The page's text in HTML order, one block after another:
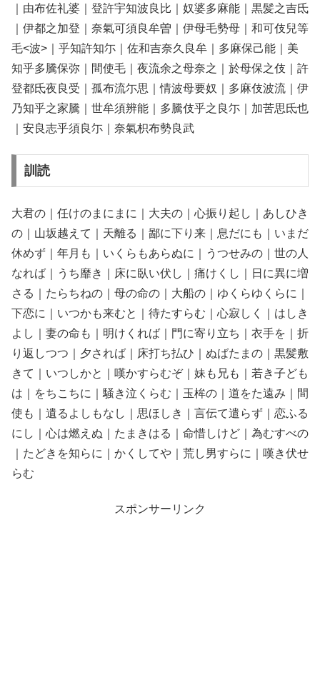
｜由布佐礼婆｜登許宇知波良比｜奴婆多麻能｜黒髪之吉氐
｜伊都之加登｜奈氣可須良牟曽｜伊母毛勢母｜和可伎兒等
毛<波>｜乎知許知尓｜佐和吉奈久良牟｜多麻保己能｜美
知乎多騰保弥｜間使毛｜夜流余之母奈之｜於母保之伎｜許
登都氐夜良受｜孤布流尓思｜情波母要奴｜多麻伎波流｜伊
乃知乎之家騰｜世牟須辨能｜多騰伎乎之良尓｜加苦思氐也
｜安良志乎須良尓｜奈氣枳布勢良武
訓読
大君の｜任けのまにまに｜大夫の｜心振り起し｜あしひき
の｜山坂越えて｜天離る｜鄙に下り来｜息だにも｜いまだ
休めず｜年月も｜いくらもあらぬに｜うつせみの｜世の人
なれば｜うち靡き｜床に臥い伏し｜痛けくし｜日に異に増
さる｜たらちねの｜母の命の｜大船の｜ゆくらゆくらに｜
下恋に｜いつかも来むと｜待たすらむ｜心寂しく｜はしき
よし｜妻の命も｜明けくれば｜門に寄り立ち｜衣手を｜折
り返しつつ｜夕されば｜床打ち払ひ｜ぬばたまの｜黒髪敷
きて｜いつしかと｜嘆かすらむぞ｜妹も兄も｜若き子ども
は｜をちこちに｜騒き泣くらむ｜玉桙の｜道をた遠み｜間
使も｜遺るよしもなし｜思ほしき｜言伝て遣らず｜恋ふる
にし｜心は燃えぬ｜たまきはる｜命惜しけど｜為むすべの
｜たどきを知らに｜かくしてや｜荒し男すらに｜嘆き伏せ
らむ
スポンサーリンク